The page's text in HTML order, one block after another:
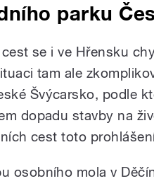
parku
se i ve Hřensku
tam ale
Švýcarsko, podle
dopadu stavby na
cest toto
osobního mola v